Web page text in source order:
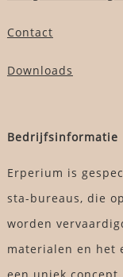
Contact
Downloads
Bedrijfsinformatie
Erperium is
sta-bureaus, die
worden
materialen en het